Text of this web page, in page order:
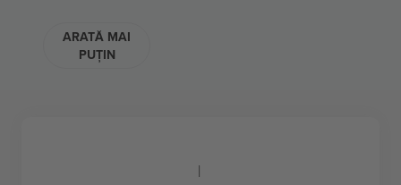
ARATĂ MAI
PUȚIN